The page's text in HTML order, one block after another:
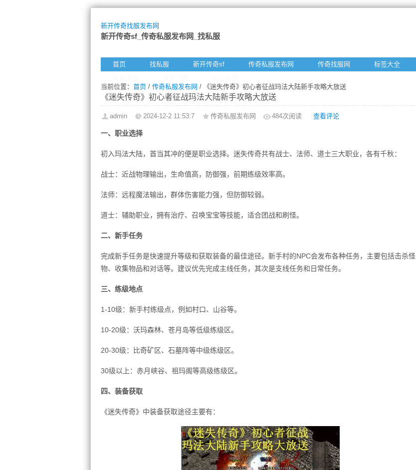
新开传奇找服发布网
新开传奇sf_传奇私服发布网_找私服
首页 找私服 新开传奇sf 传奇私服发布网 传奇找服网
标签大全
当前位置： 首页 / 传奇私服发布网 / 《迷失传奇》初心者征战玛法大陆新手攻略大放送
《迷失传奇》初心者征战玛法大陆新手攻略大放送
admin 2024-12-2 11:53:7 传奇私服发布网 484次阅读 查看评论
一、职业选择
初入玛法大陆，首当其冲的便是职业选择。迷失传奇共有战士、法师、道士三大职业，各有千秋：
战士：近战物理输出，生命值高，防御强，前期练级效率高。
法师：远程魔法输出，群体伤害能力强，但防御较弱。
道士：辅助职业，拥有治疗、召唤宝宝等技能，适合团战和刷怪。
二、新手任务
完成新手任务是快速提升等级和获取装备的最佳途径。新手村的NPC会发布各种任务，主要包括击杀怪
物、收集物品和对话等。建议优先完成主线任务，其次是支线任务和日常任务。
三、练级地点
1-10级：新手村练级点，例如村口、山谷等。
10-20级：沃玛森林、苍月岛等低级练级区。
20-30级：比奇矿区、石墓阵等中级练级区。
30级以上：赤月峡谷、祖玛阁等高级练级区。
四、装备获取
《迷失传奇》中装备获取途径主要有：